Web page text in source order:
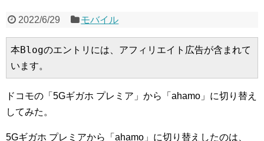
2022/6/29 モバイル
本Blogのエントリには、アフィリエイト広告が含まれて
います。
ドコモの「5Gギガホ プレミア」から「ahamo」に切り替え
してみた。
5Gギガホ プレミアから「ahamo」に切り替えしたのは、